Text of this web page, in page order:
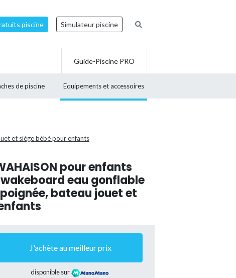
piscine Simulateur piscine
de piscine Equipements et accessoires
Guide-Piscine PRO
et siège bébé pour enfants
pour enfants
eau gonflable
bateau jouet et
J'achète au meilleur prix
disponible sur